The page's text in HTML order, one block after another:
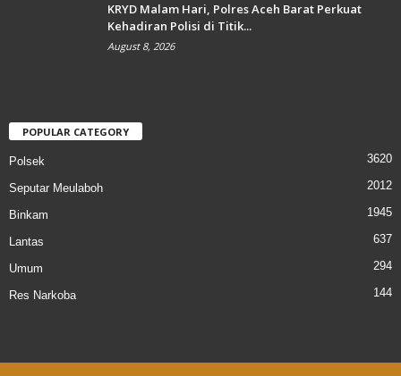
KRYD Malam Hari, Polres Aceh Barat Perkuat
Kehadiran Polisi di Titik...
August 8, 2026
POPULAR CATEGORY
Polsek 3620
Seputar Meulaboh 2012
Binkam 1945
Lantas 637
Umum 294
Res Narkoba 144